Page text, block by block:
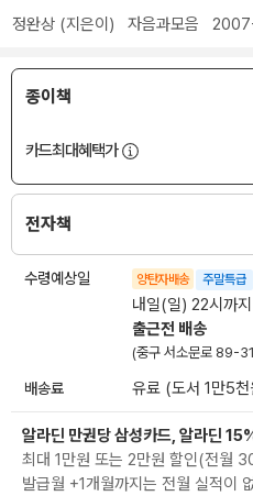
정완상 (지은이) 자음과모음
종이책
카드최대혜택가
전자책
수령예상일 양탄자배송 주말특급
내일(일) 22시까
출근전 배송
(중구 서소문로 89-
배송료 유료 (도서 1만5
알라딘 만권당 삼성카드, 알라딘
최대 1만원 또는 2만원 할인(전월
발급월 +1개월까지는 전월 실적이